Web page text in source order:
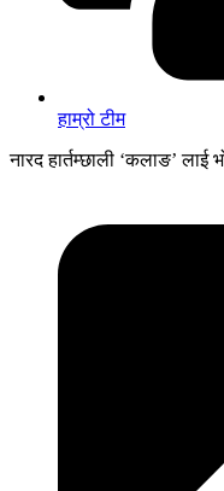
हाम्रो टीम
नारद हार्तम्छाली ‘कलाङ’ लाई